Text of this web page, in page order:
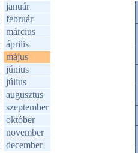
január
február
március
április
május
június
július
augusztus
szeptember
október
november
december